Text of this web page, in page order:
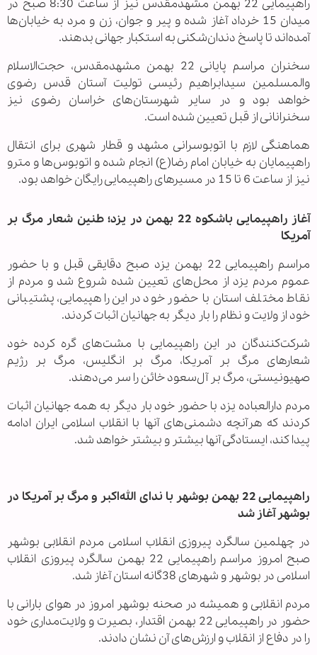
راهپیمایی 22 بهمن مشهدمقدس نیز از ساعت 8:30 صبح در
میدان 15 خرداد آغاز شده و پیر و جوان، زن و مرد به خیابان‌ها
آمده‌اند تا پاسخ دندان‌شکنی به استکبار جهانی بدهند.
سخنران مراسم پایانی 22 بهمن مشهدمقدس، حجت‌الاسلام
و‌المسلمین سیدابراهیم رئیسی تولیت آستان قدس رضوی
خواهد بود و در سایر شهرستان‌های خراسان رضوی نیز
سخنرانانی از قبل تعیین شده است.
هماهنگی لازم با اتوبوسرانی مشهد و قطار شهری برای انتقال
راهپیمایان به خیابان امام رضا‌(ع) انجام شده ‌و اتوبوس‌ها و مترو
نیز از ساعت 6 تا 15 در مسیرهای راهپیمایی رایگان خواهد بود.
آغاز راهپیمایی باشکوه 22 بهمن در یزد؛ طنین شعار مرگ بر
آمریکا
مراسم راهپیمایی 22 بهمن یزد صبح دقایقی قبل و با حضور
عموم مردم یزد از محل‌های تعیین شده شروع شد و مردم از
نقاط مختلف استان با حضور خود در این راهپیمایی، پشتیبانی
خود از ولایت و نظام را بار دیگر به جهانیان اثبات کردند.
شرکت‌کنندگان در این راهپیمایی با مشت‌های گره کرده خود
شعارهای مرگ بر آمریکا، مرگ بر انگلیس، مرگ بر رژیم
صهیونیستی، مرگ بر آل‌سعود خائن را سر می‌دهند.
مردم دارالعباده یزد با حضور خود بار دیگر به همه جهانیان اثبات
کردند که هرآنچه دشمنی‌های آنها با انقلاب اسلامی ایران ادامه
پیدا کند، ایستادگی آنها بیشتر و بیشتر خواهد شد.
راهپیمایی 22 بهمن بوشهر با ندای الله‌اکبر و مرگ بر آمریکا‌ در
بوشهر آغاز شد
در چهلمین سالگرد پیروزی انقلاب اسلامی مردم انقلابی بوشهر
صبح امروز مراسم راهپیمایی 22 بهمن سالگرد پیروزی انقلاب
اسلامی در بوشهر و شهرهای 38گانه استان آغاز شد.
مردم انقلابی و همیشه در صحنه بوشهر امروز در هوای بارانی با
حضور در راهپیمایی 22 بهمن اقتدار، بصیرت و ولایت‌مداری خود
را در دفاع از انقلاب و ارزش‌های آن نشان دادند.